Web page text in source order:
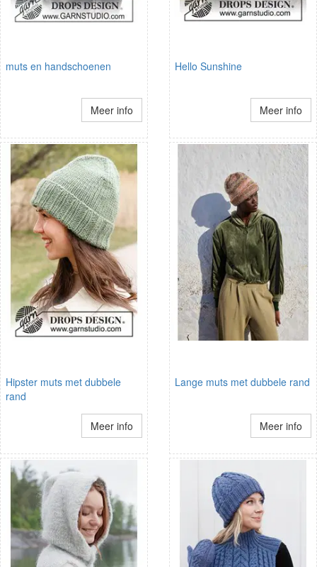
muts en handschoenen
Meer info
Hello Sunshine
Meer info
Hipster muts met dubbele
rand
Meer info
Lange muts met dubbele rand
Meer info